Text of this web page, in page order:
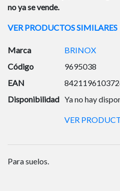
no ya se vende.
VER PRODUCTOS SIMILARES
Marca
BRINOX
Código
9695038
EAN
Disponibilidad Ya no hay
VER
Para suelos.